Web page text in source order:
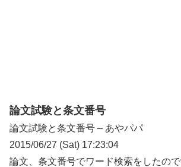
論文試験と条文番号
論文試験と条文番号 – あやパパ
2015/06/27 (Sat) 17:23:04
論文、条文番号でワード検索をしたの